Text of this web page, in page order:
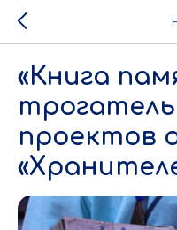
«Книга
проектов